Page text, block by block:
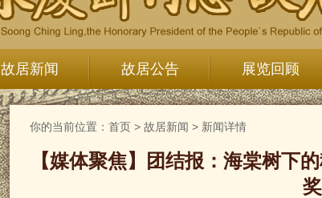
故居新闻 故居公告 展览回顾
你的当前位置： 首页 > 故居新闻 > 新闻详情
【媒体聚焦】团结报：海棠树